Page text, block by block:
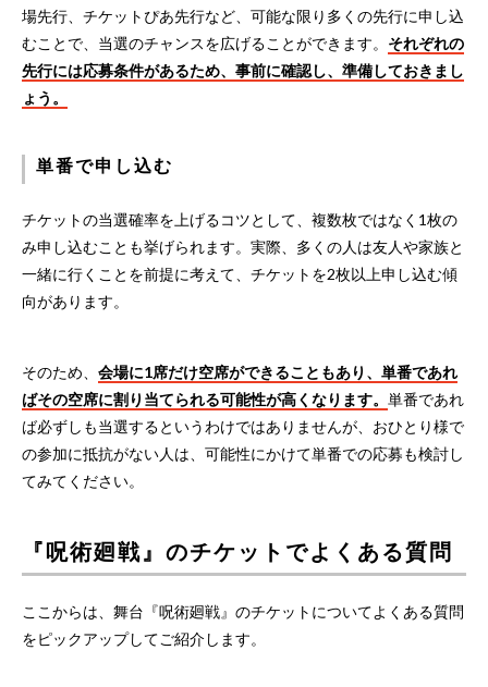
場先行、チケットぴあ先行など、可能な限り多くの先行に申し込
むことで、当選のチャンスを広げることができます。 それぞれの
先行には応募条件があるため、事前に確認し、準備しておきまし
ょう。
単番で申し込む
チケットの当選確率を上げるコツとして、複数枚ではなく1枚の
み申し込むことも挙げられます。実際、多くの人は友人や家族と
一緒に行くことを前提に考えて、チケットを2枚以上申し込む傾
向があります。
そのため、 会場に1席だけ空席ができることもあり、単番であれ
ばその空席に割り当てられる可能性が高くなります。 単番であれ
ば必ずしも当選するというわけではありませんが、おひとり様で
の参加に抵抗がない人は、可能性にかけて単番での応募も検討し
てみてください。
『呪術廻戦』のチケットでよくある質問
ここからは、舞台『呪術廻戦』のチケットについてよくある質問
をピックアップしてご紹介します。